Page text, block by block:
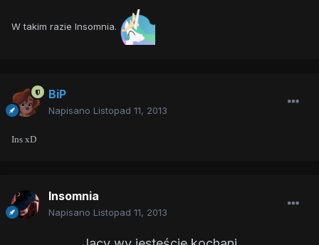
W takim razie Insomnia.
BiP
Napisano Listopad 11, 2013
Ins xD
Insomnia
Napisano Listopad 11, 2013